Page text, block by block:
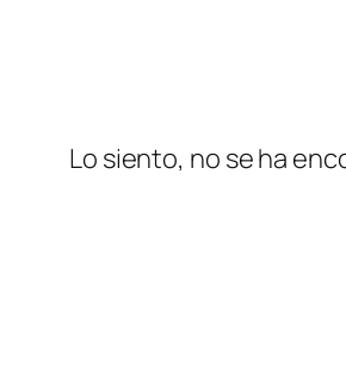
Lo siento, no se ha